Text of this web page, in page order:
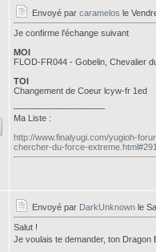
Envoyé par caramelos le
Je confirme l'échange suivant
MOI
FLOD-FR044 - Gobelin, Chevalier
TOI
Changement de Coeur lcyw-fr 1ed
Ma Liste :
http://www.finalyugi.com/yugioh-
chercher-du-force-
Envoyé par DarkUnknown le
Salut !
Je voulais te demander, ton